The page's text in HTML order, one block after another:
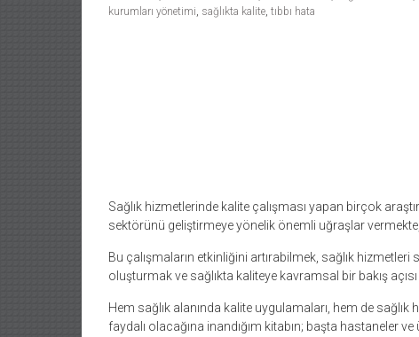
kurumları yönetimi, sağlıkta kalite, tıbbı hata
Sağlık hizmetlerinde kalite çalışması yapan birçok
sektörünü geliştirmeye yönelik önemli uğraşlar
Bu çalışmaların etkinliğini artırabilmek, sağlık
oluşturmak ve sağlıkta kaliteye kavramsal bir bakış
Hem sağlık alanında kalite uygulamaları, hem de
faydalı olacağına inandığım kitabın; başta hastaneler